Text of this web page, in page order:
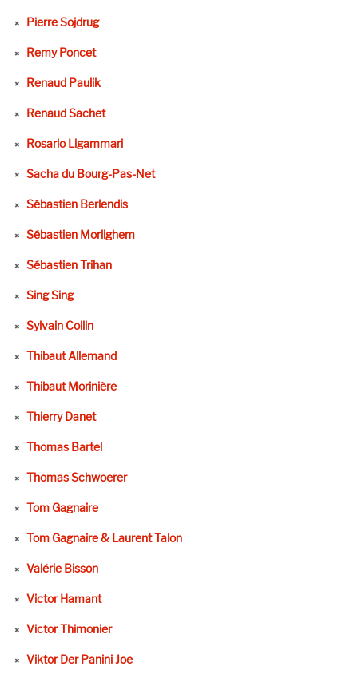
Pierre Sojdrug
Remy Poncet
Renaud Paulik
Renaud Sachet
Rosario Ligammari
Sacha du Bourg-Pas-Net
Sébastien Berlendis
Sébastien Morlighem
Sébastien Trihan
Sing Sing
Sylvain Collin
Thibaut Allemand
Thibaut Morinière
Thierry Danet
Thomas Bartel
Thomas Schwoerer
Tom Gagnaire
Tom Gagnaire & Laurent Talon
Valérie Bisson
Victor Hamant
Victor Thimonier
Viktor Der Panini Joe